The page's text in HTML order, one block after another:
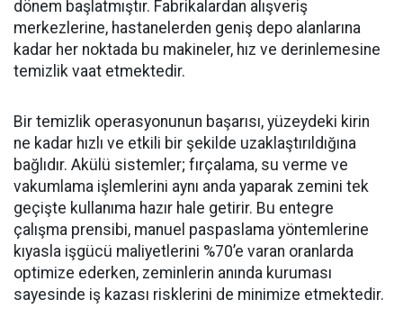
dönem başlatmıştır. Fabrikalardan alışveriş
merkezlerine, hastanelerden geniş depo alanlarına
kadar her noktada bu makineler, hız ve derinlemesine
temizlik vaat etmektedir.
Bir temizlik operasyonunun başarısı, yüzeydeki kirin
ne kadar hızlı ve etkili bir şekilde uzaklaştırıldığına
bağlıdır. Akülü sistemler; fırçalama, su verme ve
vakumlama işlemlerini aynı anda yaparak zemini tek
geçişte kullanıma hazır hale getirir. Bu entegre
çalışma prensibi, manuel paspaslama yöntemlerine
kıyasla işgücü maliyetlerini %70’e varan oranlarda
optimize ederken, zeminlerin anında kuruması
sayesinde iş kazası risklerini de minimize etmektedir.